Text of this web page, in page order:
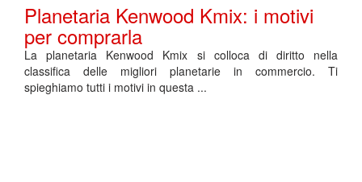
Planetaria Kenwood Kmix: i motivi
per comprarla
La planetaria Kenwood Kmix si colloca di diritto nella
classifica delle migliori planetarie in commercio. Ti
spieghiamo tutti i motivi in questa ...